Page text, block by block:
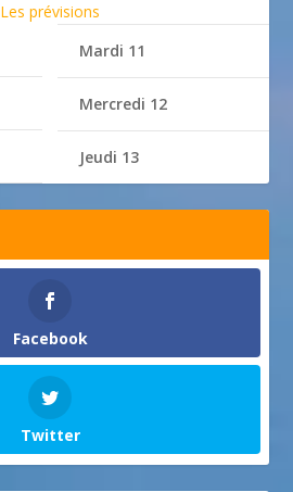
Les prévisions
Mardi 11
Mercredi 12
Jeudi 13
Facebook
Twitter